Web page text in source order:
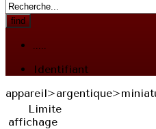
find
.....
Identifiant
Limite
affichage